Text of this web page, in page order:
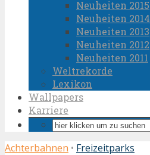
Neuheiten 2015
Neuheiten 2014
Neuheiten 2013
Neuheiten 2012
Neuheiten 2011
Weltrekorde
Lexikon
Wallpapers
Karriere
Achterbahnen • Freizeitparks